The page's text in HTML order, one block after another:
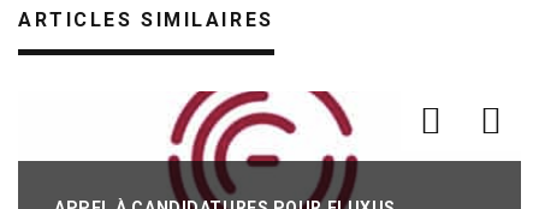
ARTICLES SIMILAIRES